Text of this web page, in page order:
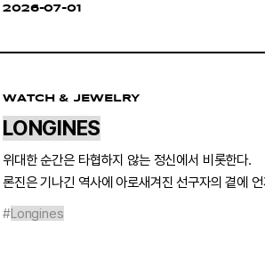
2026-07-01
WATCH & JEWELRY
LONGINES
위대한 순간은 타협하지 않는 정신에서 비롯한다.
론진은 기나긴 역사에 아로새겨진 선구자의 곁에
그리고 오늘, 과거의 개척정신을 이어받아 현재의
준비하려 한다.
#Longines